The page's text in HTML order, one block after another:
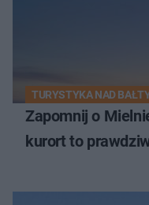
TURYSTYKA NAD
Zapomnij o
kurort to